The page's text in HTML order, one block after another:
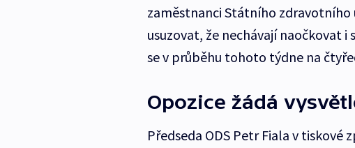
zaměstnanci Státního
usuzovat, že nechávají naočkovat i
se v průběhu tohoto týdne na
Opozice žádá
Předseda ODS Petr Fiala v tiskové